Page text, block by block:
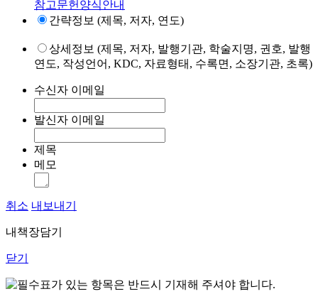
참고문헌양식안내
간략정보 (제목, 저자, 연도)
상세정보 (제목, 저자, 발행기관, 학술지명, 권호, 발행
연도, 작성언어, KDC, 자료형태, 수록면, 소장기관, 초록)
수신자 이메일
발신자 이메일
제목
메모
취소 내보내기
내책장담기
닫기
표가 있는 항목은 반드시 기재해 주셔야 합니다.